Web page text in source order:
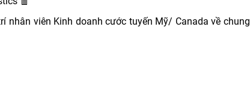
nhân viên Kinh doanh cước tuyến Mỹ/ Canada về chung